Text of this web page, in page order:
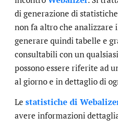
di generazione di
non fa altro che analizzare
generare quindi tabelle e
consultabili con un
possono essere riferite ad
al giorno e in dettaglio di
Le statistiche di
avere informazioni